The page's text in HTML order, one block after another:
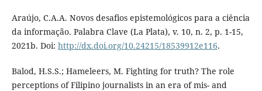
Araújo, C.A.A. Novos desafios epistemológicos para a ciência
da informação. Palabra Clave (La Plata), v. 10, n. 2, p. 1-15,
2021b. Doi: http://dx.doi.org/10.24215/18539912e116.
Balod, H.S.S.; Hameleers, M. Fighting for truth? The role
perceptions of Filipino journalists in an era of mis- and